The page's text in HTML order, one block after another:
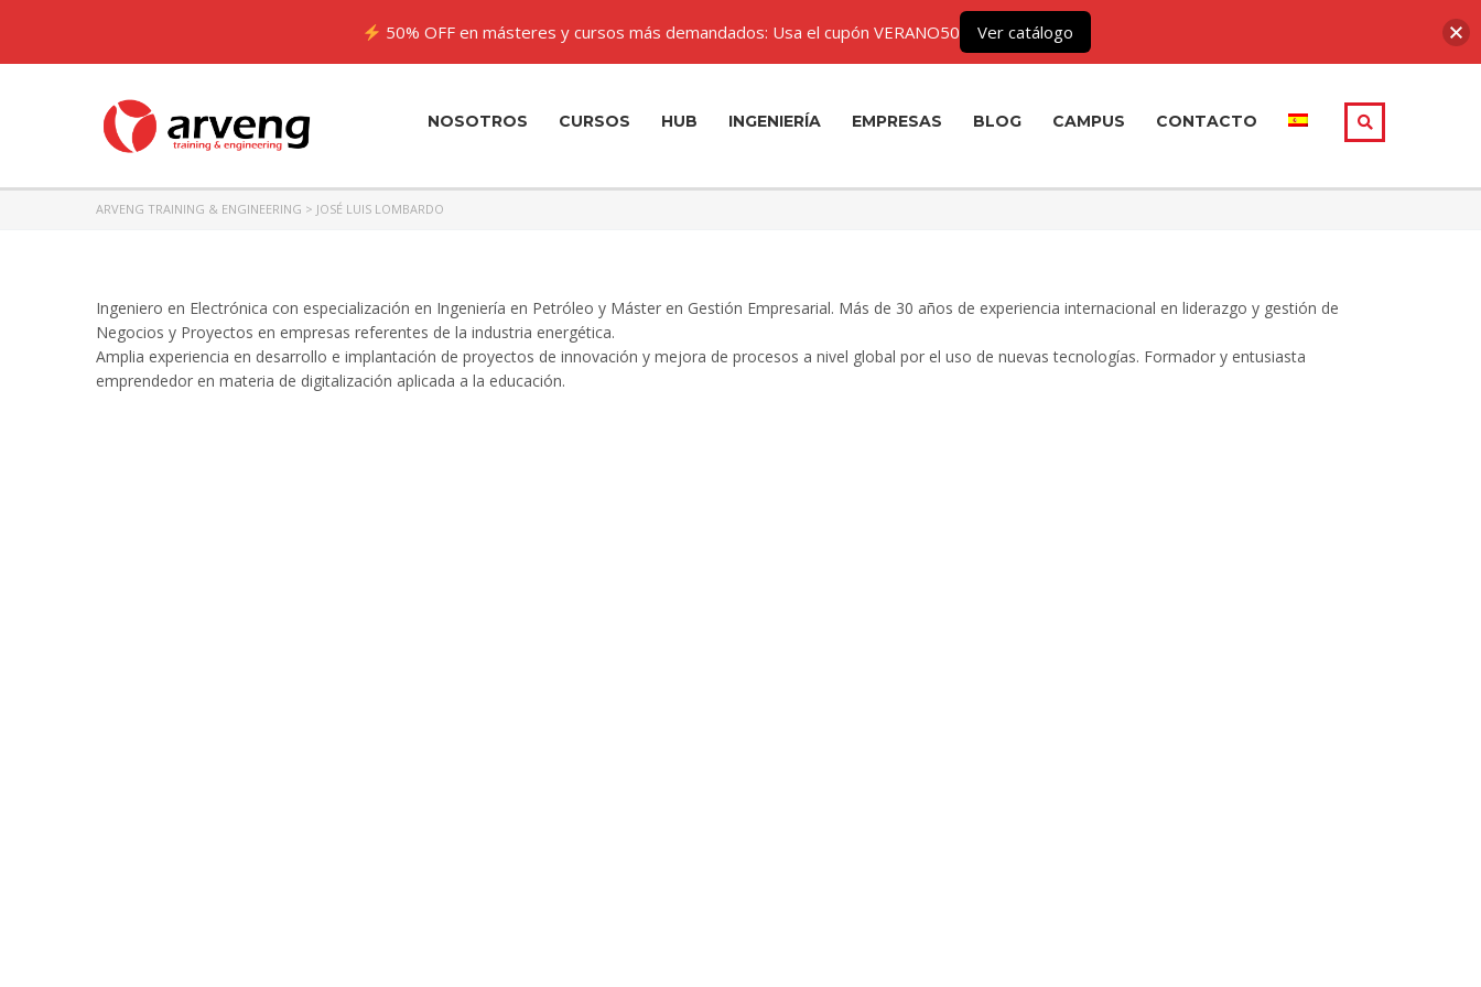
NOSOTROS CURSOS HUB INGENIERÍA EMPRESAS BLOG CAMPUS CONTACTO
ARVENG TRAINING & ENGINEERING > JOSÉ LUIS LOMBARDO
Ingeniero en Electrónica con especialización en Ingeniería en Petróleo y Máster en Gestión Empresarial. Más de 30 años de experiencia internacional en liderazgo y gestión de
Negocios y Proyectos en empresas referentes de la industria energética.
Amplia experiencia en desarrollo e implantación de proyectos de innovación y mejora de procesos a nivel global por el uso de nuevas tecnologías. Formador y entusiasta
emprendedor en materia de digitalización aplicada a la educación.
50% OFF en másteres y cursos más demandados: Usa el cupón VERANO50 Ver catálogo